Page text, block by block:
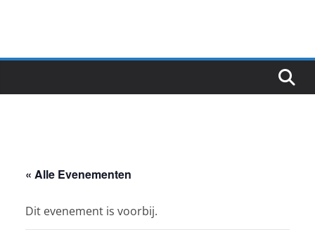
« Alle Evenementen
Dit evenement is voorbij.